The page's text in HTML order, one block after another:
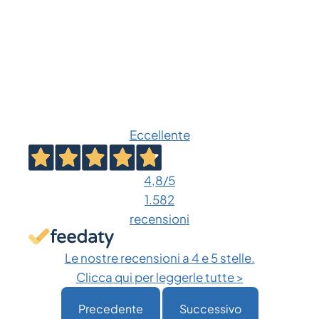
Eccellente
4,8/5
1.582
recensioni
Le nostre recensioni a 4 e 5 stelle.
Clicca qui per leggerle tutte >
Precedente Successivo